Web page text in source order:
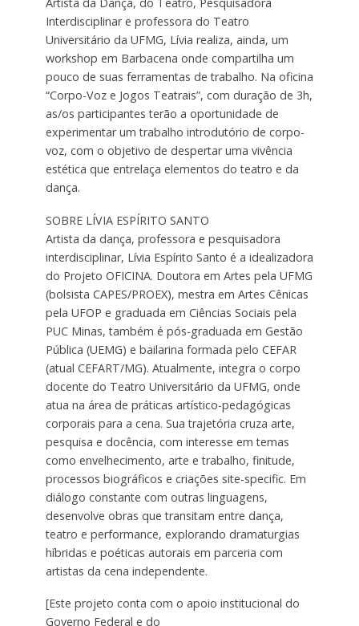
Interdisciplinar e professora do Teatro
Universitário da UFMG, Lívia realiza, ainda, um
workshop em Barbacena onde compartilha um
pouco de suas ferramentas de trabalho. Na oficina
“Corpo-Voz e Jogos Teatrais”, com duração de 3h,
as/os participantes terão a oportunidade de
experimentar um trabalho introdutório de corpo-
voz, com o objetivo de despertar uma vivência
estética que entrelaça elementos do teatro e da
dança.
SOBRE LÍVIA ESPÍRITO SANTO
Artista da dança, professora e pesquisadora
interdisciplinar, Lívia Espírito Santo é a idealizadora
do Projeto OFICINA. Doutora em Artes pela UFMG
(bolsista CAPES/PROEX), mestra em Artes Cênicas
pela UFOP e graduada em Ciências Sociais pela
PUC Minas, também é pós-graduada em Gestão
Pública (UEMG) e bailarina formada pelo CEFAR
(atual CEFART/MG). Atualmente, integra o corpo
docente do Teatro Universitário da UFMG, onde
atua na área de práticas artístico-pedagógicas
corporais para a cena. Sua trajetória cruza arte,
pesquisa e docência, com interesse em temas
como envelhecimento, arte e trabalho, finitude,
processos biográficos e criações site-specific. Em
diálogo constante com outras linguagens,
desenvolve obras que transitam entre dança,
teatro e performance, explorando dramaturgias
híbridas e poéticas autorais em parceria com
artistas da cena independente.
[Este projeto conta com o apoio institucional do
Governo Federal e do